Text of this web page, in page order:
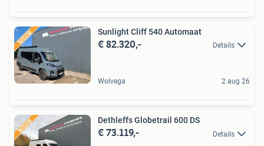
Sunlight Cliff 540 Automaat
€ 82.320,- Details
Wolvega 2 aug 26
Dethleffs Globetrail 600 DS
€ 73.119,- Details